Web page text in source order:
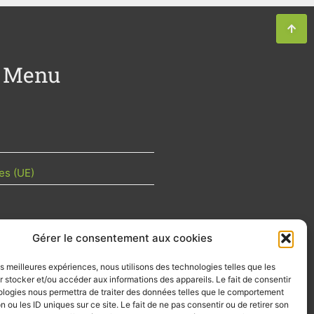
Gérer le consentement aux cookies
meilleures expériences, nous utilisons des technologies telles que les
stocker et/ou accéder aux informations des appareils. Le fait de consentir
nous permettra de traiter des données telles que le comportement
ou les ID uniques sur ce site. Le fait de ne pas consentir ou de retirer son
Menu
(UE)
DE LA FILIÈRE
les articles terrain de nos
vous importants de la filière, nos